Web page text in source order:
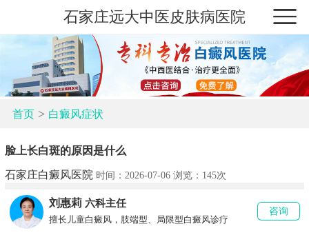
石家庄远大中医皮肤病医院
首页> 白癜风症状
脸上长白斑的原因是什么
石家庄白癜风医院 时间：2026-07-06 浏览： 145次
刘惠莉 六科主任
擅长儿童白癜风，肢端型、局限型白癜风诊疗
咨询